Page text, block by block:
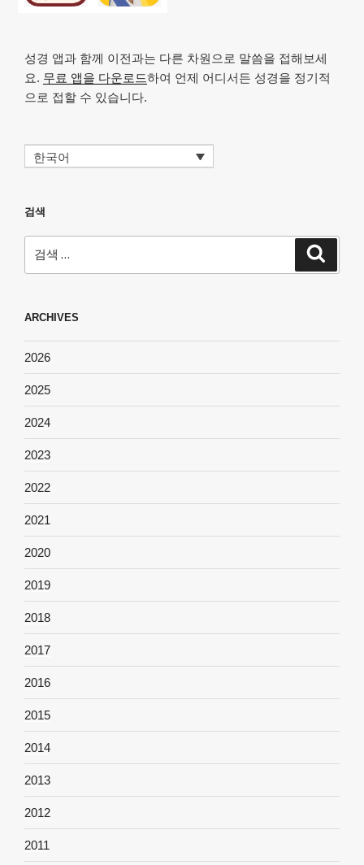
성경 앱과 함께 이전과는 다른 차원으로 말씀을 접해보세
요. 무료 앱을 다운로드하여 언제 어디서든 성경을 정기적
으로 접할 수 있습니다.
한국어
검색
색:
ARCHIVES
2026
2025
2024
2023
2022
2021
2020
2019
2018
2017
2016
2015
2014
2013
2012
2011